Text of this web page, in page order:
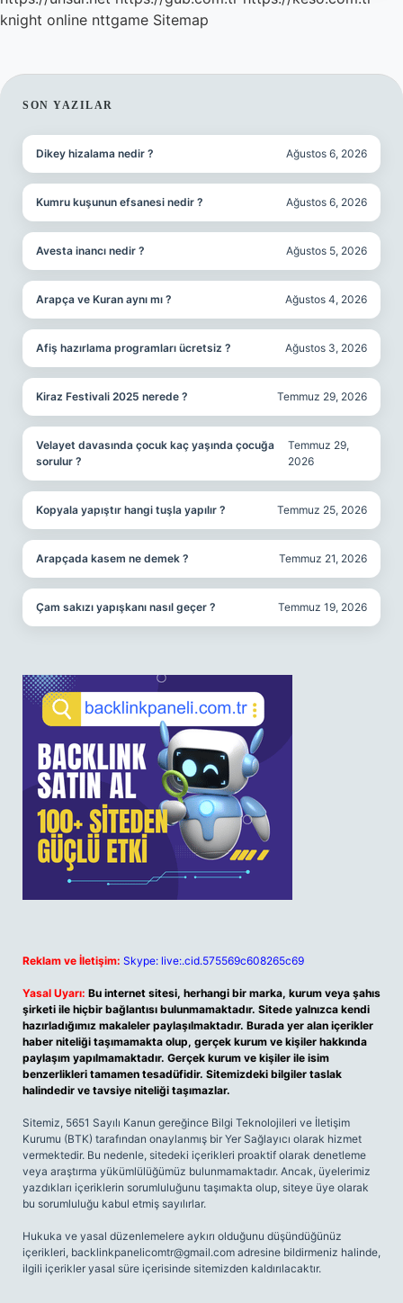
knight online nttgame Sitemap
SIDEBAR
SON YAZILAR
Dikey hizalama nedir ? Ağustos 6, 2026
Kumru kuşunun efsanesi nedir ? Ağustos 6, 2026
Avesta inancı nedir ? Ağustos 5, 2026
Arapça ve Kuran aynı mı ? Ağustos 4, 2026
Afiş hazırlama programları ücretsiz ? Ağustos 3, 2026
Kiraz Festivali 2025 nerede ? Temmuz 29, 2026
Velayet davasında çocuk kaç yaşında çocuğa
sorulur ?
Temmuz 29,
2026
Kopyala yapıştır hangi tuşla yapılır ? Temmuz 25, 2026
Arapçada kasem ne demek ? Temmuz 21, 2026
Çam sakızı yapışkanı nasıl geçer ? Temmuz 19, 2026
Reklam ve İletişim: Skype: live:.cid.575569c608265c69
Yasal Uyarı: Bu internet sitesi, herhangi bir marka, kurum veya şahıs
şirketi ile hiçbir bağlantısı bulunmamaktadır. Sitede yalnızca kendi
hazırladığımız makaleler paylaşılmaktadır. Burada yer alan içerikler
haber niteliği taşımamakta olup, gerçek kurum ve kişiler hakkında
paylaşım yapılmamaktadır. Gerçek kurum ve kişiler ile isim
benzerlikleri tamamen tesadüfidir. Sitemizdeki bilgiler taslak
halindedir ve tavsiye niteliği taşımazlar.
Sitemiz, 5651 Sayılı Kanun gereğince Bilgi Teknolojileri ve İletişim
Kurumu (BTK) tarafından onaylanmış bir Yer Sağlayıcı olarak hizmet
vermektedir. Bu nedenle, sitedeki içerikleri proaktif olarak denetleme
veya araştırma yükümlülüğümüz bulunmamaktadır. Ancak, üyelerimiz
yazdıkları içeriklerin sorumluluğunu taşımakta olup, siteye üye olarak
bu sorumluluğu kabul etmiş sayılırlar.
Hukuka ve yasal düzenlemelere aykırı olduğunu düşündüğünüz
içerikleri, backlinkpanelicomtr@gmail.com adresine bildirmeniz halinde,
ilgili içerikler yasal süre içerisinde sitemizden kaldırılacaktır.